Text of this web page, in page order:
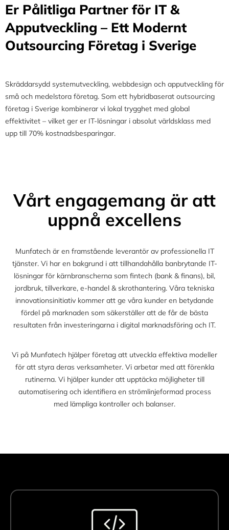
Er Pålitliga Partner för IT &
Apputveckling – Ett Modernt
Outsourcing Företag i Sverige
Skräddarsydd systemutveckling, webbdesign och apputveckling för
små och medelstora företag. Som ett hybridbaserat outsourcing
företag i Sverige kombinerar vi lokal trygghet med global
effektivitet – vilket ger er IT-lösningar i absolut världsklass med
upp till 70% kostnadsbesparingar.
Vårt engagemang är att
uppnå excellens
Munfatech är en framstående leverantör av professionella IT
tjänster. Vi har en bakgrund i att tillhandahålla banbrytande IT-
lösningar för kärnbranscherna som fintech (bank & finans), bil,
jordbruk, tillverkare, e-handel & skrothantering. Våra tekniska
innovationsinitiativ kommer att ge våra kunder en betydande
fördel på marknaden som säkerställer att de får de bästa
resultaten från investeringarna i digital marknadsföring och IT.
Vi på Munfatech hjälper företag att utveckla effektiva modeller
för att styra deras verksamheter. Vi arbetar med att förenkla
rutinerna. Vi hjälper kunder att upptäcka möjligheter till
automatisering och identifiera en strömlinjeformad process
med lämpliga kontroller och balanser.